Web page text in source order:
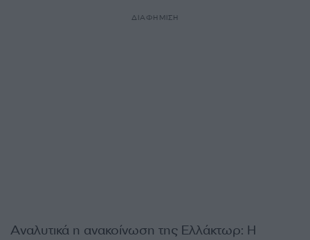
ΔΙΑΦΗΜΙΣΗ
Αναλυτικά η ανακοίνωση της Ελλάκτωρ: Η